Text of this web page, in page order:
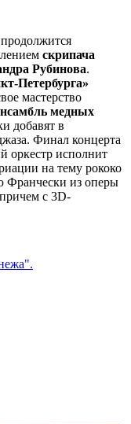
скрипача
Рубинова.
Петербурга»
мастерство
медных
добавят в
Финал концерта
оркестр исполнит
на тему рококо
Франчески из оперы
с 3D-